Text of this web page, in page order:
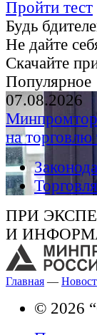
Пройти тест
Будь
Не дайте
Скачайте
Популярное
07.08.2026
на торговлю
Торговля
ПРИ
И
Главная —
© 2026